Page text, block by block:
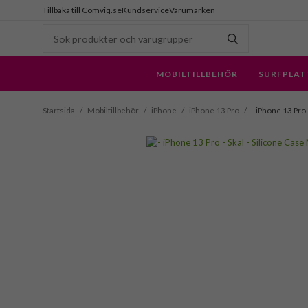
Tillbaka till Comviq.seKundserviceVarumärken
MOBILTILLBEHÖR
Startsida / Mobiltillbehör / iPhone / iPhone 13 Pro / - iPhone 13 Pro